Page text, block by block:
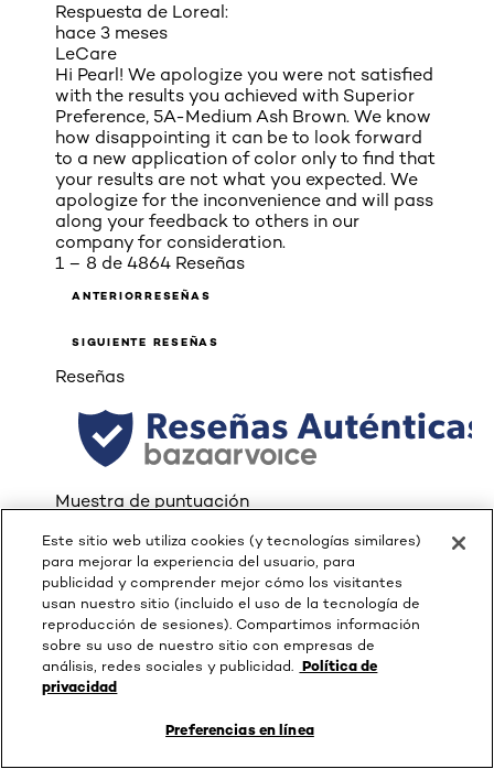
Respuesta de Loreal:
hace 3 meses
LeCare
Hi Pearl! We apologize you were not satisfied
with the results you achieved with Superior
Preference, 5A-Medium Ash Brown. We know
how disappointing it can be to look forward
to a new application of color only to find that
your results are not what you expected. We
apologize for the inconvenience and will pass
along your feedback to others in our
company for consideration.
1 – 8 de 4864 Reseñas
ANTERIORRESEÑAS
SIGUIENTE RESEÑAS
Reseñas
Muestra de puntuación
5 estrellas estrellas
2949
2949 reseñas con 5 estrellas.
4 estrellasestrellas
850
850 reseñas con 4 estrellas.
334 reseñas con 3 estrellas.
Este sitio web utiliza cookies (y tecnologías similares)
para mejorar la experiencia del usuario, para
publicidad y comprender mejor cómo los visitantes
usan nuestro sitio (incluido el uso de la tecnología de
reproducción de sesiones). Compartimos información
sobre su uso de nuestro sitio con empresas de
análisis, redes sociales y publicidad. Política de
privacidad
Preferencias en línea